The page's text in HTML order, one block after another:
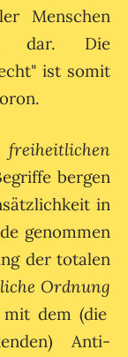
Menschen
dar. Die
ist somit
freiheitlichen
bergen
in
genommen
der totalen
Ordnung
dem (die
Anti-